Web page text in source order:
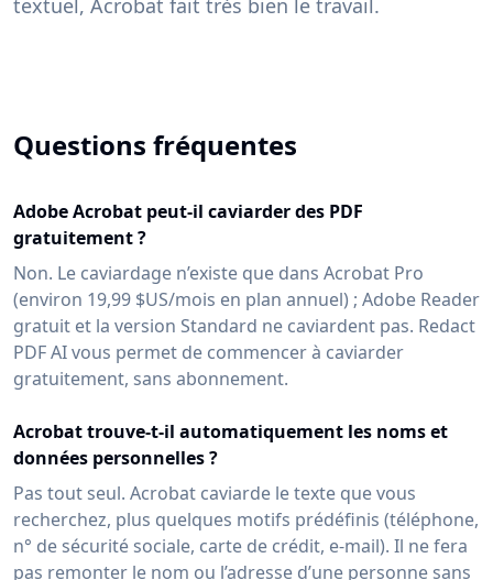
textuel, Acrobat fait très bien le travail.
Questions fréquentes
Adobe Acrobat peut-il caviarder des PDF
gratuitement ?
Non. Le caviardage n’existe que dans Acrobat Pro
(environ 19,99 $US/mois en plan annuel) ; Adobe Reader
gratuit et la version Standard ne caviardent pas. Redact
PDF AI vous permet de commencer à caviarder
gratuitement, sans abonnement.
Acrobat trouve-t-il automatiquement les noms et
données personnelles ?
Pas tout seul. Acrobat caviarde le texte que vous
recherchez, plus quelques motifs prédéfinis (téléphone,
n° de sécurité sociale, carte de crédit, e-mail). Il ne fera
pas remonter le nom ou l’adresse d’une personne sans